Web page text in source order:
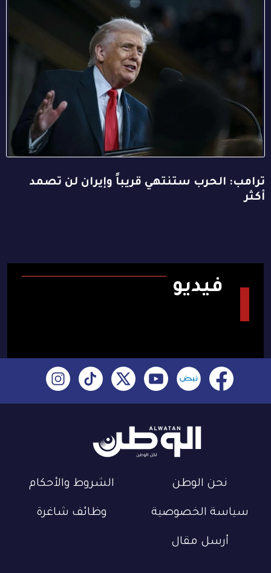
ترامب: الحرب ستنتهي قريباً وإيران لن تصمد
أكثر
فيديو
نحن الوطن الشروط والأحكام
سياسة الخصوصية وظائف شاغرة
أرسل مقال